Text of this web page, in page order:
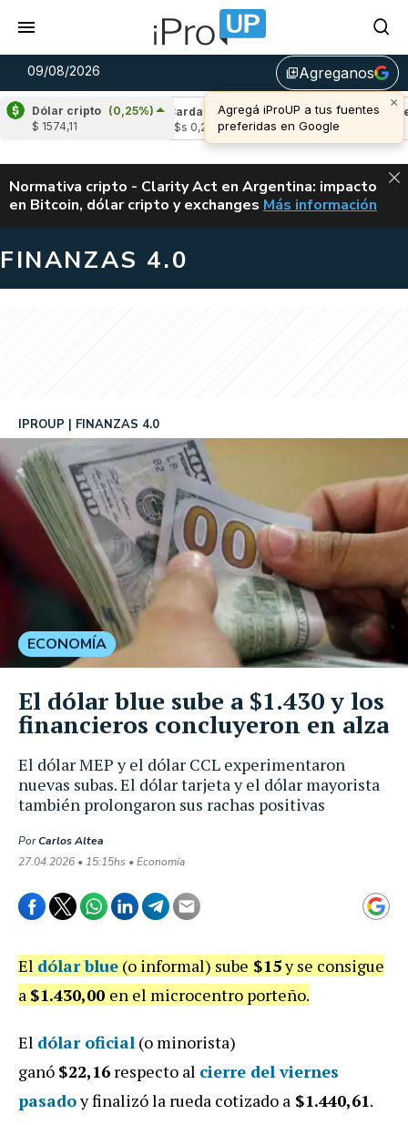
09/08/2026 library_addAgreganos
×
Agregá iProUP a tus fuentes
preferidas en Google
Dólar cripto (0,25%)
$ 1574,11
(0,22%)
Cardano (-1,54%)
u$s 0,20
Avalanche
u$s 6,46
ALERTA
Normativa cripto - Clarity Act en Argentina: impacto
en Bitcoin, dólar cripto y exchanges CLARITY ACT EN
Más información
FINANZAS 4.0
El dólar MEP y el dólar CCL experimentaron
nuevas subas. El dólar tarjeta y el dólar mayorista
también prolongaron sus rachas positivas
IPROUP FINANZAS 4.0
PorCarlos Altea
27.04.2026 • 15:15hs • Economía
ECONOMÍA
El dólar blue sube a $1.430 y los
financieros concluyeron en alza
El dólar blue (o informal) sube $15y se consigue
a $1.430,00 en el microcentro porteño.
El dólar oficial (o minorista)
ganó $22,16 respecto al cierre del viernes
pasadoy finalizó la rueda cotizado a $1.440,61.